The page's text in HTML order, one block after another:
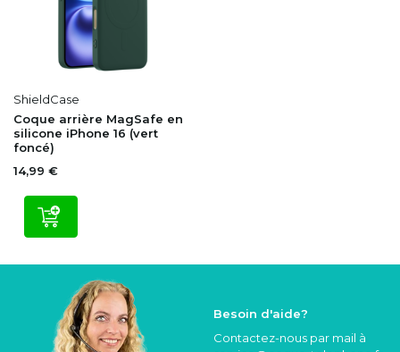
ShieldCase
Coque arrière MagSafe en
silicone iPhone 16 (vert
foncé)
14,99 €
Besoin d'aide?
Contactez-nous par mail à